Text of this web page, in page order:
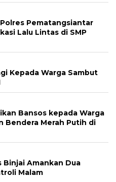
Pematangsiantar
Lalu Lintas di SMP
Kepada Warga Sambut
Bansos kepada Warga
Bendera Merah Putih di
Binjai Amankan Dua
Malam